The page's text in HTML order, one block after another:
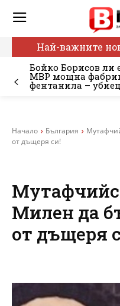
Най-важните
Бойко Борисов ли
МВР мощна
фентанила –
Начало България
от дъщеря си!
Милен да
от дъщеря